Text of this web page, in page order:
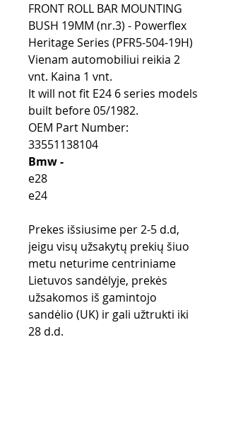
FRONT ROLL BAR MOUNTING
BUSH 19MM (nr.3) - Powerflex
Heritage Series (PFR5-504-19H)
Vienam automobiliui reikia 2
vnt. Kaina 1 vnt.
It will not fit E24 6 series models
built before 05/1982.
OEM Part Number:
33551138104
Bmw -
e28
e24
Prekes išsiusime per 2-5 d.d,
jeigu visų užsakytų prekių šiuo
metu neturime centriniame
Lietuvos sandėlyje, prekės
užsakomos iš gamintojo
sandėlio (UK) ir gali užtrukti iki
28 d.d.